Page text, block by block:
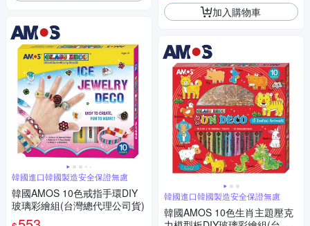
韓國進口韓國製造安全保證無慮
韓國AMOS 10色戒指手環DIY
玻璃彩繪組(台灣總代理公司貨)
加入購物車
韓國進口韓國製造安全保證無慮
韓國AMOS 10色生肖主題壓克